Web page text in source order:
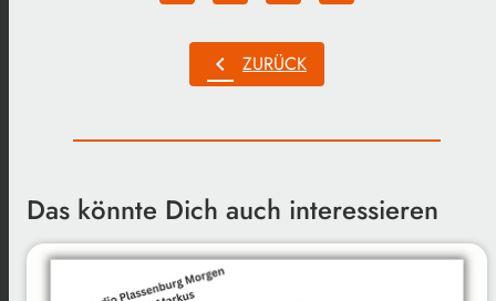
chevron_left ZURÜCK
Das könnte Dich auch interessieren